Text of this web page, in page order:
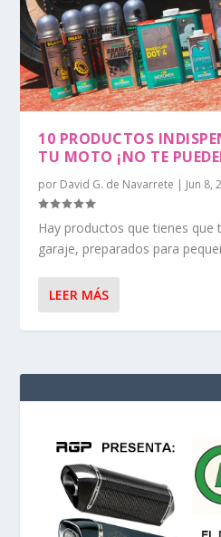
10 PRODUCTOS
TU MOTO ¡NO TE
por David G. de Navarrete | Jun 8,
Hay productos que tienes
garaje, preparados para
LEER MÁS